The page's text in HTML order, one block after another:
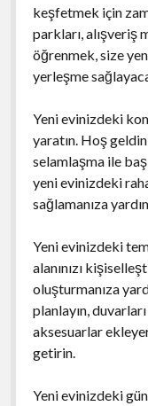
keşfetmek için
parkları, alışveriş
öğrenmek, size
yerleşme
Yeni evinizdeki
yaratın. Hoş
selamlaşma ile
yeni evinizdeki
sağlamanıza
Yeni evinizdeki
alanınızı
oluşturmanıza
planlayın,
aksesuarlar
getirin.
Yeni evinizdeki